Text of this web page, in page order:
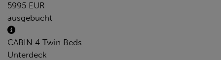
5995 EUR
ausgebucht
CABIN 4 Twin Beds
Unterdeck